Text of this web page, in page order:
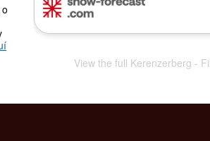
View the full Kerenzerberg -